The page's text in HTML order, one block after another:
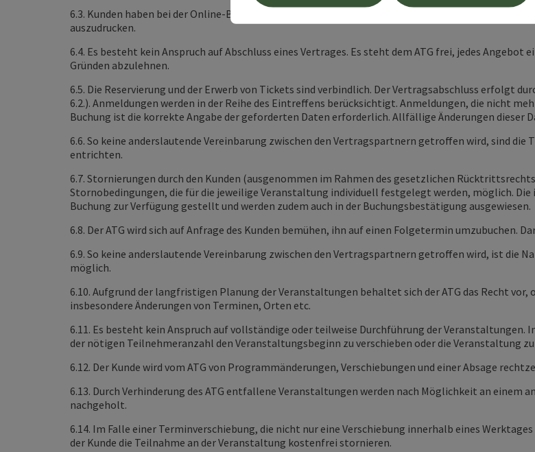
6.3. Kunden haben bei der Online-Buchung und der Online-Reservierung die Möglichkeit, den
auszudrucken.
6.4. Es besteht kein Anspruch auf Abschluss eines Vertrages. Es steht dem ATG frei, jedes Angebot
Gründen abzulehnen.
6.5. Die Reservierung und der Erwerb von Tickets sind verbindlich. Der Vertragsabschluss erfolgt
6.2.). Anmeldungen werden in der Reihe des Eintreffens berücksichtigt. Anmeldungen, die nicht
Buchung ist die korrekte Angabe der geforderten Daten erforderlich. Allfällige Änderungen dieser
6.6. So keine anderslautende Vereinbarung zwischen den Vertragspartnern getroffen wird, sind
entrichten.
6.7. Stornierungen durch den Kunden (ausgenommen im Rahmen des gesetzlichen
Stornobedingungen, die für die jeweilige Veranstaltung individuell festgelegt werden, möglich.
Buchung zur Verfügung gestellt und werden zudem auch in der Buchungsbestätigung ausgewiesen.
6.8. Der ATG wird sich auf Anfrage des Kunden bemühen, ihn auf einen Folgetermin umzubuchen.
6.9. So keine anderslautende Vereinbarung zwischen den Vertragspartnern getroffen wird, ist die
möglich.
6.10. Aufgrund der langfristigen Planung der Veranstaltungen behaltet sich der ATG das Recht
insbesondere Änderungen von Terminen, Orten etc.
6.11. Es besteht kein Anspruch auf vollständige oder teilweise Durchführung der Veranstaltungen.
der nötigen Teilnehmeranzahl den Veranstaltungsbeginn zu verschieben oder die Veranstaltung
6.12. Der Kunde wird vom ATG von Programmänderungen, Verschiebungen und einer Absage
6.13. Durch Verhinderung des ATG entfallene Veranstaltungen werden nach Möglichkeit an
nachgeholt.
6.14. Im Falle einer Terminverschiebung, die nicht nur eine Verschiebung innerhalb eines
der Kunde die Teilnahme an der Veranstaltung kostenfrei stornieren.